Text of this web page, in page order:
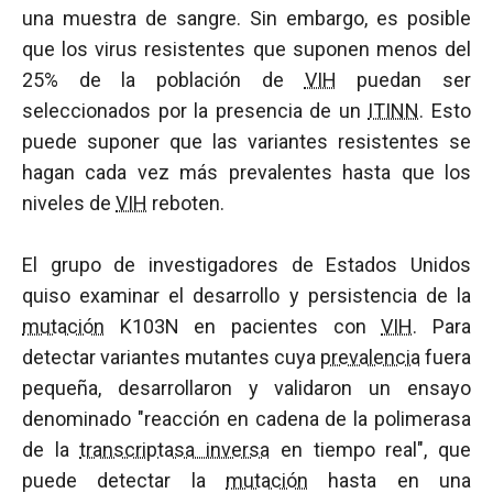
una muestra de sangre. Sin embargo, es posible
que los virus resistentes que suponen menos del
25% de la población de VIH puedan ser
seleccionados por la presencia de un ITINN. Esto
puede suponer que las variantes resistentes se
hagan cada vez más prevalentes hasta que los
niveles de VIH reboten.
El grupo de investigadores de Estados Unidos
quiso examinar el desarrollo y persistencia de la
mutación K103N en pacientes conVIH. Para
detectar variantes mutantes cuya prevalencia fuera
pequeña, desarrollaron y validaron un ensayo
denominado "reacción en cadena de la polimerasa
de latranscriptasa inversa en tiempo real", que
puede detectar la mutación hasta en una